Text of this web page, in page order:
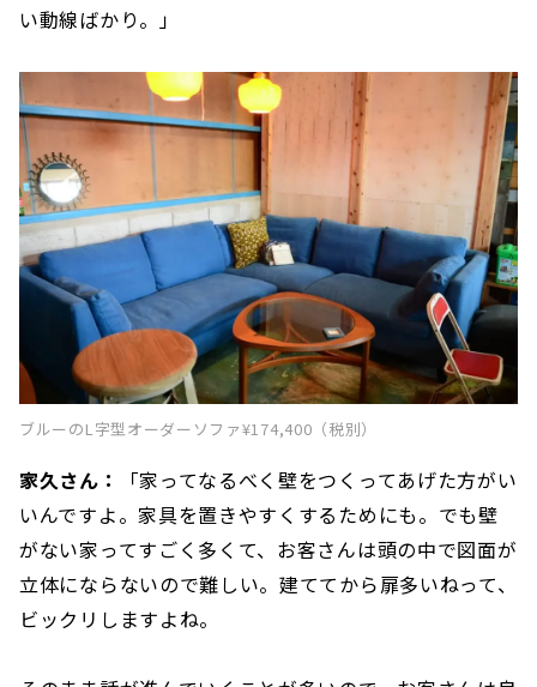
い動線ばかり。」
ブルーのL字型オーダーソファ¥174,400（税別）
家久さん：
「家ってなるべく壁をつくってあげた方がい
いんですよ。家具を置きやすくするためにも。でも壁
がない家ってすごく多くて、お客さんは頭の中で図面が
立体にならないので難しい。建ててから扉多いねって、
ビックリしますよね。